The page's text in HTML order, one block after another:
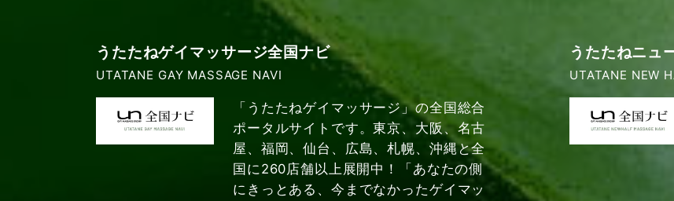
うたたねゲイマッサージ全国ナビ
UTATANE GAY MASSAGE NAVI
「うたたねゲイマッサージ」の全国総合
ポータルサイトです。東京、大阪、名古
屋、福岡、仙台、広島、札幌、沖縄と全
国に260店舗以上展開中！「あなたの側
にきっとある、今までなかったゲイマッ
うたたねニュ
UTATANE NEW